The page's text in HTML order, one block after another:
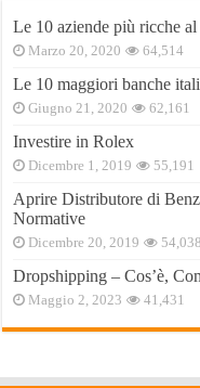
Le 10 aziende più ricche
Marzo 20, 2020 64,514
Le 10 maggiori banche
Giugno 21, 2020 62,161
Investire in Rolex
Dicembre 1, 2019 55,191
Aprire Distributore di
Normative
Dicembre 20, 2019 54,038
Dropshipping – Cos’è,
Maggio 2, 2023 41,431